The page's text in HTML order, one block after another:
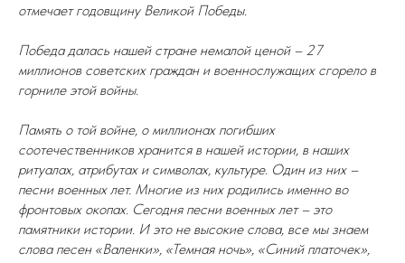
отмечает годовщину Великой Победы.
Победа далась нашей стране немалой ценой – 27
миллионов советских граждан и военнослужащих сгорело в
горниле этой войны.
Память о той войне, о миллионах погибших
соотечественников хранится в нашей истории, в наших
ритуалах, атрибутах и символах, культуре. Один из них –
песни военных лет. Многие из них родились именно во
фронтовых окопах. Сегодня песни военных лет – это
памятники истории. И это не высокие слова, все мы знаем
слова песен «Валенки», «Темная ночь», «Синий платочек»,